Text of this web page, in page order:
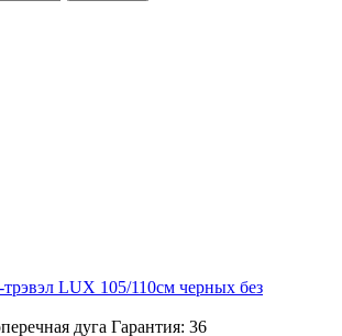
LUX 105/110см черных без
дуга Гарантия: 36